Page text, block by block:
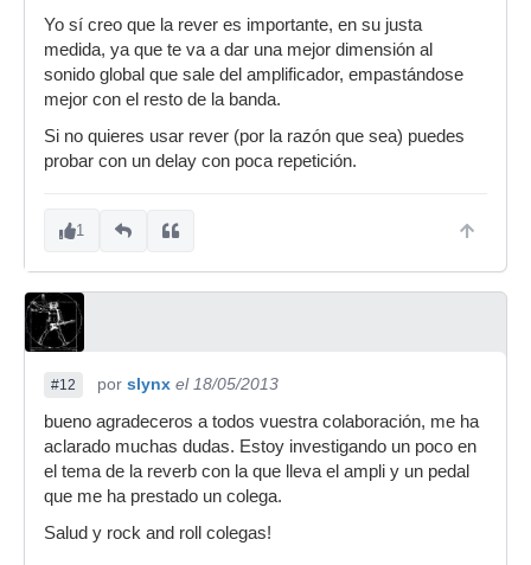
Yo sí creo que la rever es importante, en su justa
medida, ya que te va a dar una mejor dimensión al
sonido global que sale del amplificador, empastándose
mejor con el resto de la banda.
Si no quieres usar rever (por la razón que sea) puedes
probar con un delay con poca repetición.
1
#12 por slynx el 18/05/2013
bueno agradeceros a todos vuestra colaboración, me ha
aclarado muchas dudas. Estoy investigando un poco en
el tema de la reverb con la que lleva el ampli y un pedal
que me ha prestado un colega.
Salud y rock and roll colegas!